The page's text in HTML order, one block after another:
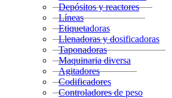
Depósitos y reactores
Líneas
Etiquetadoras
Llenadoras y dosificadoras
Taponadoras
Maquinaria diversa
Agitadores
Codificadores
Controladores de peso